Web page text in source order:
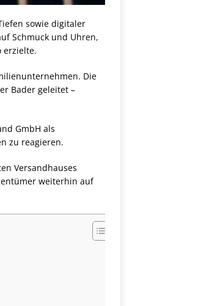
sowie digitaler
Schmuck und Uhren,
erzielte.
Die
Bader geleitet –
GmbH als
zu reagieren.
Versandhauses
weiterhin auf